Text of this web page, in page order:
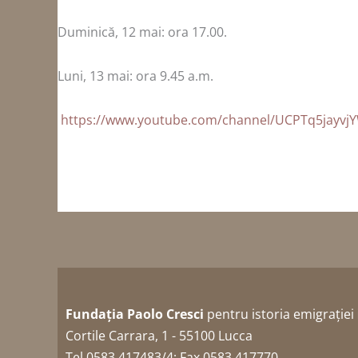
Duminică, 12 mai: ora 17.00.
Luni, 13 mai: ora 9.45 a.m.
https://www.youtube.com/channel/
Fundația Paolo Cresci pentru istoria emigrației
Cortile Carrara, 1 - 55100 Lucca